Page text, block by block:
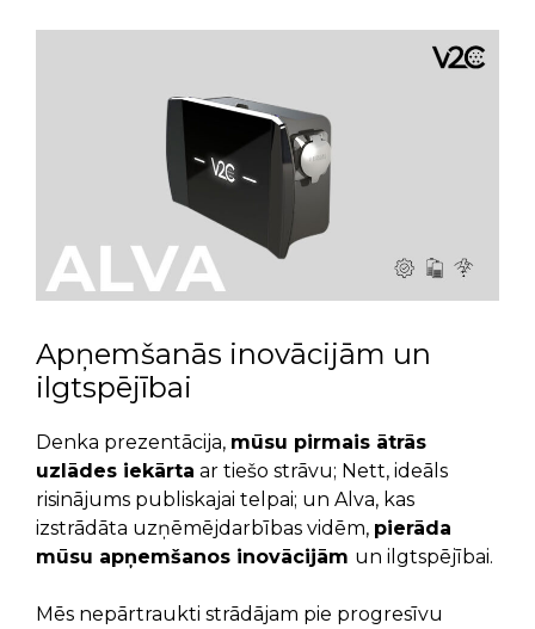
Apņemšanās inovācijām un
ilgtspējībai
Denka prezentācija, mūsu pirmais ātrās
uzlādes iekārta ar tiešo strāvu; Nett, ideāls
risinājums publiskajai telpai; un Alva, kas
izstrādāta uzņēmējdarbības vidēm, pierāda
mūsu apņemšanos inovācijām un ilgtspējībai.
Mēs nepārtraukti strādājam pie progresīvu